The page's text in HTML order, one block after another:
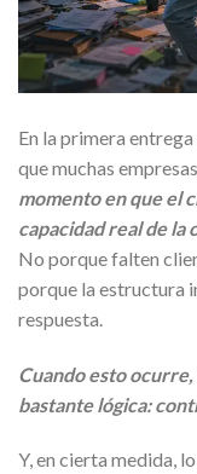
En la primera
que muchas
momento en que el
capacidad real de la
No porque falten
porque la estructura
respuesta.
Cuando esto
bastante lógica:
Y, en cierta medida, lo